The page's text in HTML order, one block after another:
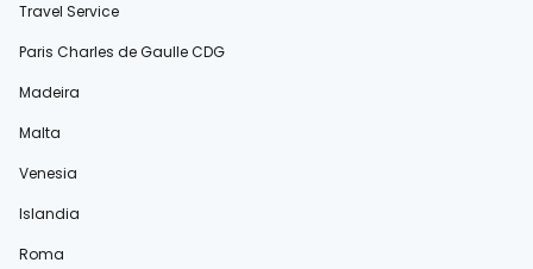
Travel Service
Paris Charles de Gaulle CDG
Madeira
Malta
Venesia
Islandia
Roma